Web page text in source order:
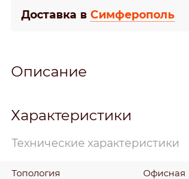
Доставка в Симферополь
Описание
Характеристики
Технические характеристики
Топология Офисная